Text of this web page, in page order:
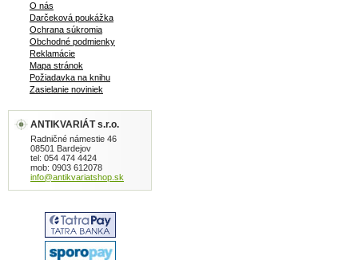
O nás
Darčeková poukážka
Ochrana súkromia
Obchodné podmienky
Reklamácie
Mapa stránok
Požiadavka na knihu
Zasielanie noviniek
ANTIKVARIÁT s.r.o.
Radničné námestie 46
08501 Bardejov
tel: 054 474 4424
mob: 0903 612078
info@antikvariatshop.sk